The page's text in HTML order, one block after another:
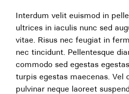
Interdum velit euismod in
ultrices in iaculis nunc sed
vitae. Risus nec feugiat in
nec tincidunt. Pellentesque
commodo sed egestas
turpis egestas maecenas. Vel
pulvinar neque laoreet